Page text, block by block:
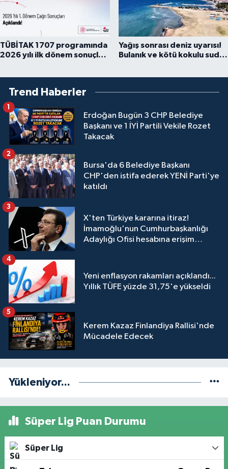
TÜBİTAK 1707 programında
2026 yılı ilk dönem sonuçları
Yağış sonrası deniz uyarısı!
Bulanık ve kötü kokulu suda
Trend Haberler
Erdoğan Bugün 3 CHP Belediye
Başkanı ve 1 İYİ Partili Vekile Rozet
Takacak
1
Bursa'da 6 Belediye Başkanı
CHP'den istifa ederek YENİ Parti'ye
katıldı
2
X'ten Türkiye kararına itiraz!
İmamoğlu'nun Cumhurbaşkanlığı
Adaylığı Ofisi hesabına erişim
3
Yeni enflasyon rakamları açıklandı...
Yıllık TÜFE yüzde 31,75'e yükseldi
4
Kerem Kazaz Finlandiya Rallisi'nde
Mücadele Edecek
5
Yükleniyor...
Süper Lig Puan Durumu
Süper Lig